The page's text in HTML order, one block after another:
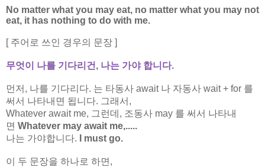
No matter what you may eat, no matter what you may not
eat, it has nothing to do with me.
[ 주어로 쓰인 경우의 문장 ]
무엇이 나를 기다리건, 나는 가야 합니다.
먼저, 나를 기다리다. 는 타동사 await 나 자동사 wait + for 를
써서 나타내면 됩니다. 그래서,
Whatever await me, 그런데, 조동사 may 를 써서 나타내
면 Whatever may await me,.....
나는 가야합니다. I must go.
이 두 문장을 하나로 하면,